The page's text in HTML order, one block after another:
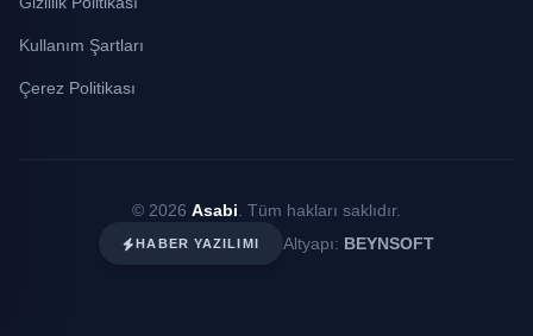
Kullanım Şartları
Çerez Politikası
© 2026 Asabi . Tüm hakları saklıdır.
HABER YAZILIMI Altyapı: BEYNSOFT